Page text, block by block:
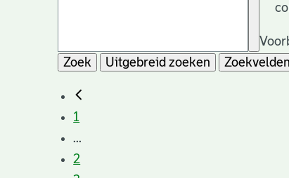
Zoek
Uitgebreid zoeken
1
...
2